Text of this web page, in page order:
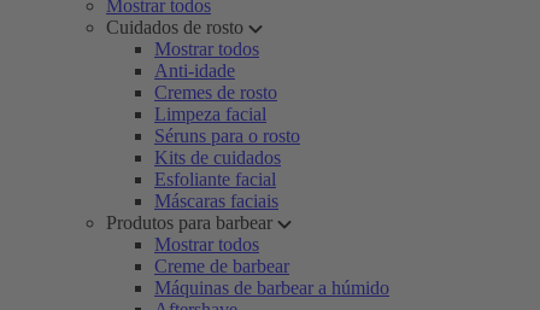
Mostrar todos
Cuidados de rosto
Mostrar todos
Anti-idade
Cremes de rosto
Limpeza facial
Séruns para o rosto
Kits de cuidados
Esfoliante facial
Máscaras faciais
Produtos para barbear
Mostrar todos
Creme de barbear
Máquinas de barbear a húmido